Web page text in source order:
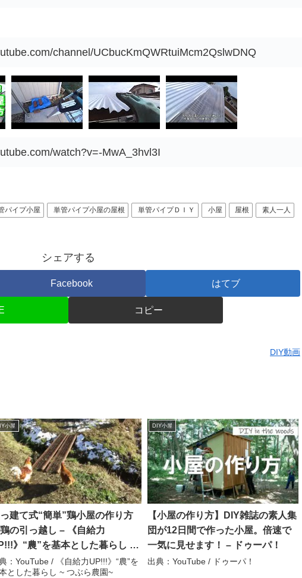
channel/UCbucKmQWRtuiMcm2QslwDNQ
watch?v=-MwA_3hvl3I
パイプ小屋 単管パイプ小屋の屋根 単管パイプＤＩＹ 小屋 屋根 素人一人
シェアする
Facebook はてブ
コピー
DIY動画
小屋
建て式“簡単”鶏小屋の作り方
の引っ越し – 《自給力
》“農”を基本とした暮らし ~
ら農園~
：YouTube / 《自給力UP!!!》“農”を
とした暮らし ~ つぶら農園~
DIY小屋
【小屋の作り方】DIY雑誌の素人集
団が12日間で作った小屋。倍速で
一気に見せます！ – ドゥーパ！
出典：YouTube / ドゥーパ！